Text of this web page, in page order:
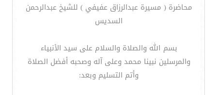
محاضرة ( مسيرة عبدالرزاق عفيفي ) للشيخ عبدالرحمن
السديس
بسم الله والصلاة والسلام على سيد الأنبياء
والمرسلين نبينا محمد وعلى آله وصحبه أفضل الصلاة
وأتم التسليم وبعد: